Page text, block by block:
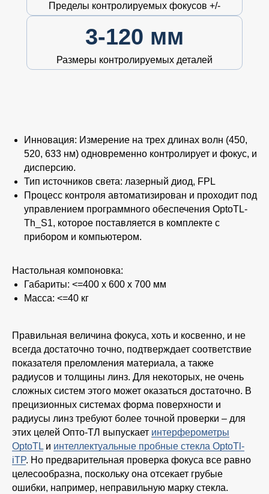
Пределы контролируемых фокусов +/-
3-120 мм
Размеры контролируемых деталей
Инновация: Измерение на трех длинах волн (450,
520, 633 нм) одновременно контролирует и фокус, и
дисперсию.
Тип источников света: лазерный диод, FPL
Процесс контроля автоматизирован и проходит под
управлением программного обеспечения OptoTL-
Th_S1, которое поставляется в комплекте с
прибором и компьютером.
Настольная компоновка:
Габариты: <=400 х 600 х 700 мм
Масса: <=40 кг
Правильная величина фокуса, хоть и косвенно, и не
всегда достаточно точно, подтверждает соответствие
показателя преломления материала, а также
радиусов и толщины линз. Для некоторых, не очень
сложных систем этого может оказаться достаточно. В
прецизионных системах форма поверхности и
радиусы линз требуют более точной проверки – для
этих целей Опто-ТЛ выпускает интерферометры
OptoTLи интеллектуальные пробные стекла OptoTl-
iTP. Но предварительная проверка фокуса все равно
целесообразна, поскольку она отсекает грубые
ошибки, например, неправильную марку стекла.